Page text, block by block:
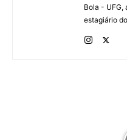
Bola - UFG,
estagiário